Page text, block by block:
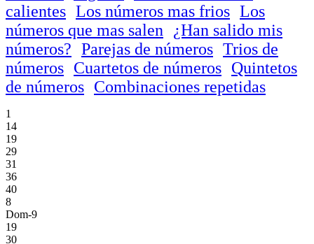
calientes Los números mas frios Los
números que mas salen
¿Han salido mis
números? Parejas de números Trios de
números Cuartetos de números Quintetos
de números Combinaciones repetidas
1
14
19
29
31
36
40
8
Dom-9
19
30